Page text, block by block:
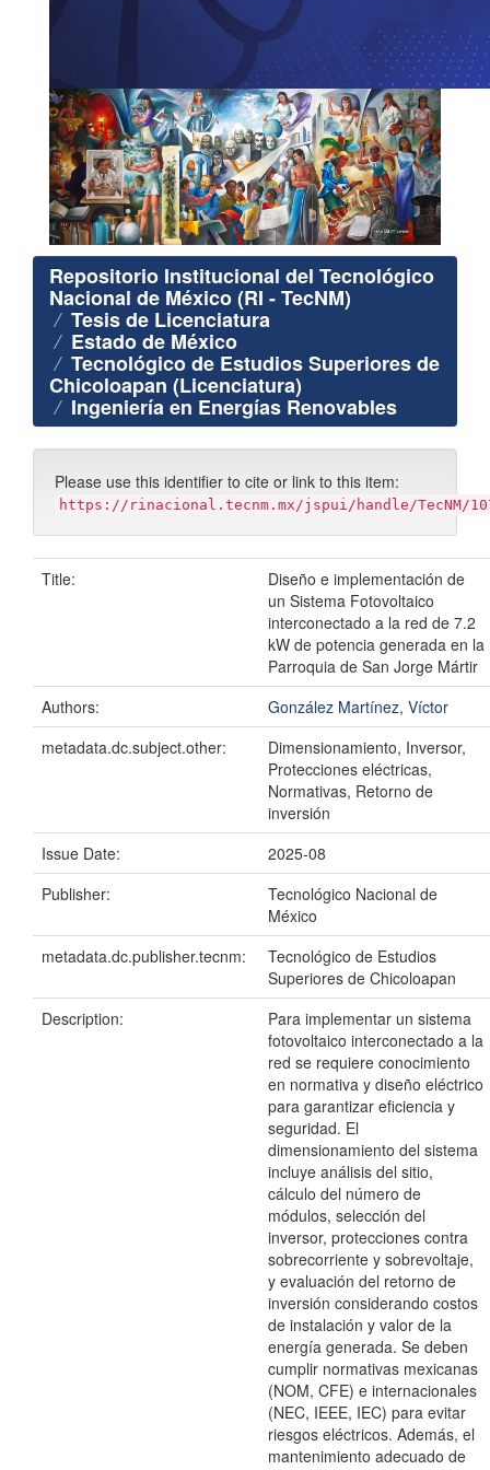
Repositorio Institucional del Tecnológico
Nacional de México (RI - TecNM)
Tesis de Licenciatura
Estado de México
Tecnológico de Estudios Superiores de
Chicoloapan (Licenciatura)
Ingeniería en Energías Renovables
Please use this identifier to cite or link to this item:
https://rinacional.tecnm.mx/jspui/handle/TecNM/
Title:
Diseño e implementación de
un Sistema Fotovoltaico
interconectado a la red de 7.2
kW de potencia generada en la
Parroquia de San Jorge Mártir
Authors:
González Martínez, Víctor
metadata.dc.subject.other:
Dimensionamiento, Inversor,
Protecciones eléctricas,
Normativas, Retorno de
inversión
Issue Date:
2025-08
Publisher:
Tecnológico Nacional de
México
metadata.dc.publisher.tecnm:
Tecnológico de Estudios
Superiores de Chicoloapan
Description:
Para implementar un sistema
fotovoltaico interconectado a la
red se requiere conocimiento
en normativa y diseño eléctrico
para garantizar eficiencia y
seguridad. El
dimensionamiento del sistema
incluye análisis del sitio,
cálculo del número de
módulos, selección del
inversor, protecciones contra
sobrecorriente y sobrevoltaje,
y evaluación del retorno de
inversión considerando costos
de instalación y valor de la
energía generada. Se deben
cumplir normativas mexicanas
(NOM, CFE) e internacionales
(NEC, IEEE, IEC) para evitar
riesgos eléctricos. Además, el
mantenimiento adecuado de